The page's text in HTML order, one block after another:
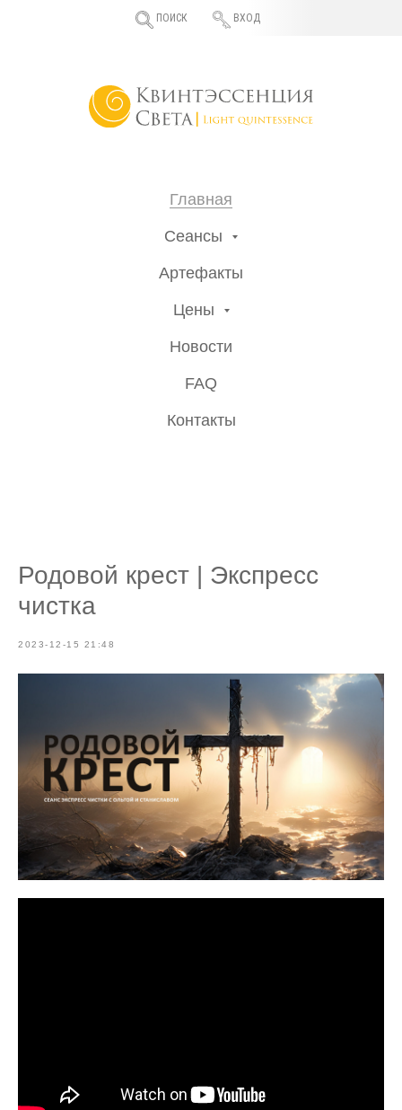
ПОИСК ВХОД
Главная
Сеансы
Артефакты
Цены
Новости
FAQ
Контакты
Родовой крест | Экспресс
чистка
2023-12-15 21:48